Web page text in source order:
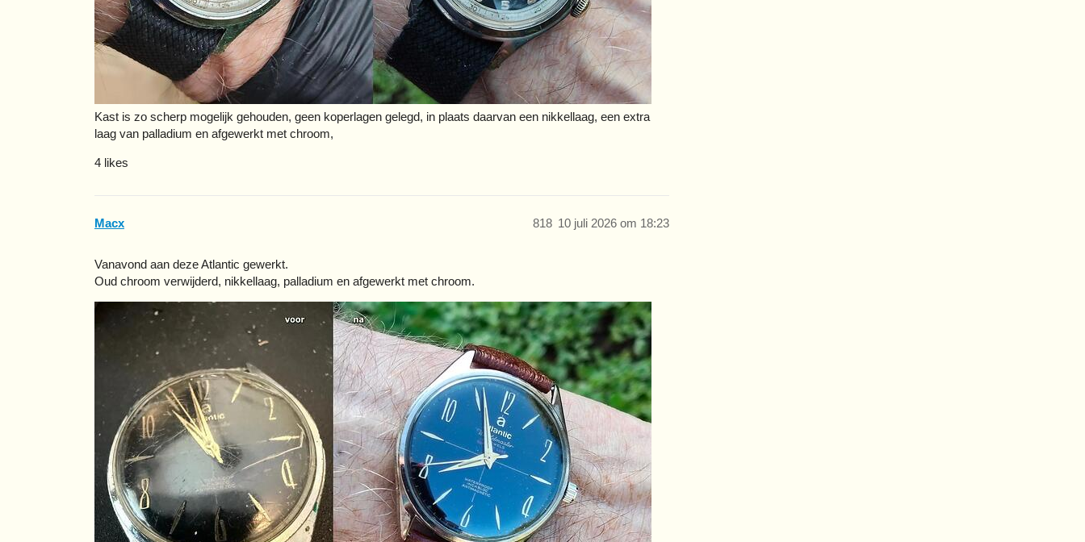
Kast is zo scherp mogelijk gehouden, geen koperlagen gelegd, in plaats daarvan een nikkellaag, een extra
laag van palladium en afgewerkt met chroom,
4 likes
Macx 10 juli 2026 om 18:23
818
Vanavond aan deze Atlantic gewerkt.
Oud chroom verwijderd, nikkellaag, palladium en afgewerkt met chroom.